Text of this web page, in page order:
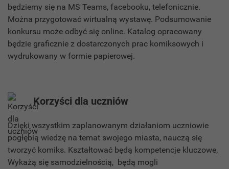
będziemy się na MS Teams, facebooku, telefonicznie.
Można przygotować wirtualną wystawę. Podsumowanie
konkursu może odbyć się online. Katalog opracowany
będzie graficznie z dostarczonych prac komiksowych i
wydrukowany w formie papierowej.
Korzyści dla uczniów
Dzięki wszystkim zaplanowanym działaniom uczniowie
pogłębią wiedzę na temat swojego miasta, nauczą się
tworzyć komiks. Kształtować będą kompetencje kluczowe,
Wykażą się samodzielnością, będą mogli